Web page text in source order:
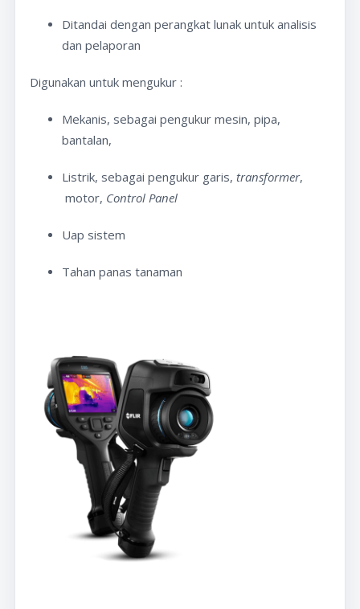
Ditandai dengan perangkat lunak untuk analisis
dan pelaporan
Digunakan untuk mengukur :
Mekanis, sebagai pengukur mesin, pipa,
bantalan,
Listrik, sebagai pengukur garis, transformer,
motor, Control Panel
Uap sistem
Tahan panas tanaman